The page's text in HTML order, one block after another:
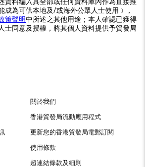
成為可供本地及/或海外公眾人士使用﹞，
策聲明中所述之其他用途；本人確認已獲得
士同意及授權，將其個人資料提供予貿發局
關於我們
香港貿發局流動應用程式
更新您的香港貿發局電郵訂閱
使用條款
超連結條款及細則